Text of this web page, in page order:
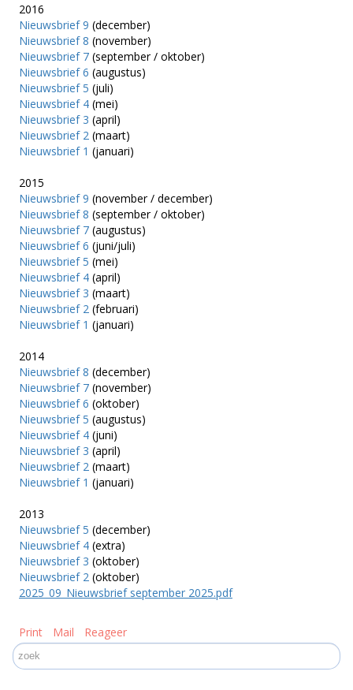
2016
Nieuwsbrief 9 (december)
Nieuwsbrief 8 (november)
Nieuwsbrief 7 (september / oktober)
Nieuwsbrief 6 (augustus)
Nieuwsbrief 5 (juli)
Nieuwsbrief 4 (mei)
Nieuwsbrief 3 (april)
Nieuwsbrief 2 (maart)
Nieuwsbrief 1 (januari)
2015
Nieuwsbrief 9 (november / december)
Nieuwsbrief 8 (september / oktober)
Nieuwsbrief 7 (augustus)
Nieuwsbrief 6 (juni/juli)
Nieuwsbrief 5 (mei)
Nieuwsbrief 4 (april)
Nieuwsbrief 3 (maart)
Nieuwsbrief 2 (februari)
Nieuwsbrief 1 (januari)
2014
Nieuwsbrief 8 (december)
Nieuwsbrief 7 (november)
Nieuwsbrief 6 (oktober)
Nieuwsbrief 5 (augustus)
Nieuwsbrief 4 (juni)
Nieuwsbrief 3 (april)
Nieuwsbrief 2 (maart)
Nieuwsbrief 1 (januari)
2013
Nieuwsbrief 5 (december)
Nieuwsbrief 4 (extra)
Nieuwsbrief 3 (oktober)
Nieuwsbrief 2 (oktober)
2025_09_Nieuwsbrief september 2025.pdf
Print Mail Reageer